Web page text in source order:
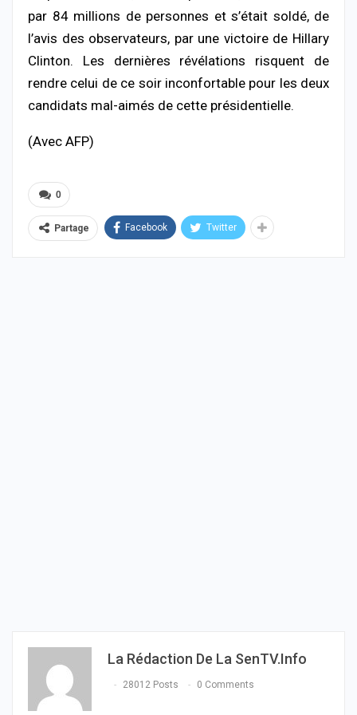
par 84 millions de personnes et s’était soldé, de
l’avis des observateurs, par une victoire de Hillary
Clinton. Les dernières révélations risquent de
rendre celui de ce soir inconfortable pour les deux
candidats mal-aimés de cette présidentielle.
(Avec AFP)
0
Partage Facebook Twitter
La Rédaction De La SenTV.info
28012 Posts 0 Comments